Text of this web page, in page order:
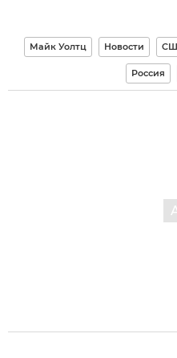
Майк Уолтц Новости
Россия